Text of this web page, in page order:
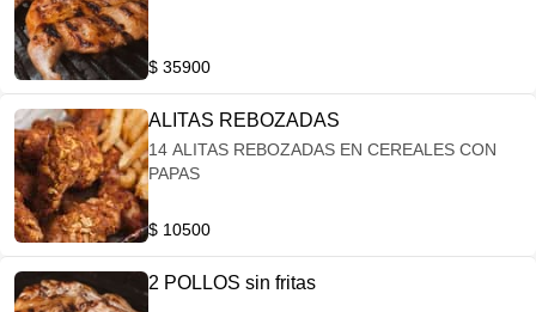
$ 35900
ALITAS REBOZADAS
14 ALITAS REBOZADAS EN CEREALES CON
PAPAS
$ 10500
2 POLLOS sin fritas